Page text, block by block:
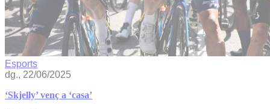
Esports
dg., 22/06/2025
‘Skjelly’ venç a ‘casa’